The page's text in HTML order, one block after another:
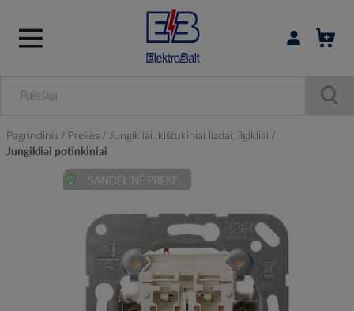
Prisijungti /
Pagrindinis Prekės
Jungikliai, kištukiniai lizdai, ilgikliai
Jungikliai potinkiniai